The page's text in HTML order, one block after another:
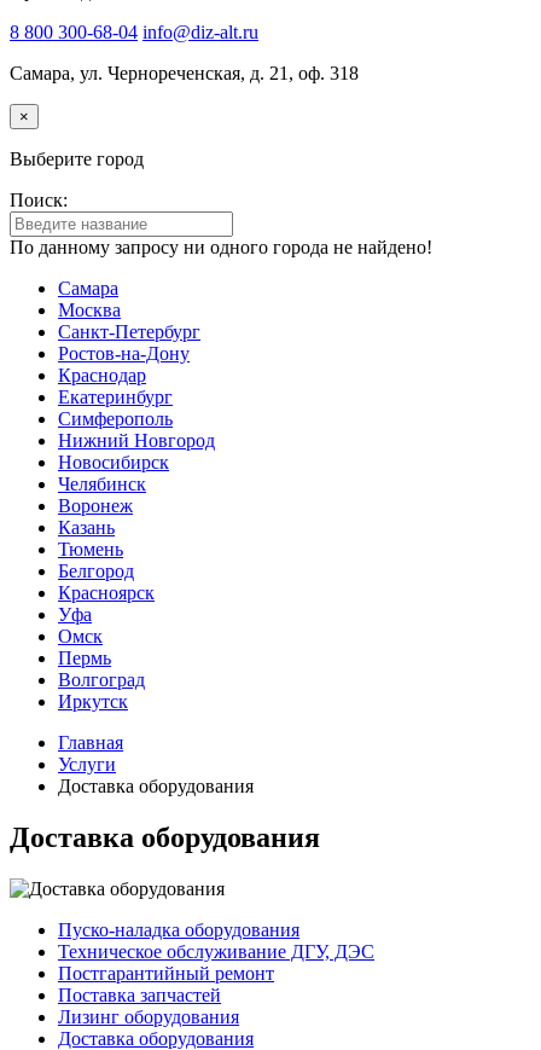
8 800 300-68-04 info@diz-alt.ru
Самара, ул. Чернореченская, д. 21, оф. 318
×
Выберите город
Поиск:
По данному запросу ни одного города не найдено!
Самара
Москва
Санкт-Петербург
Ростов-на-Дону
Краснодар
Екатеринбург
Симферополь
Нижний Новгород
Новосибирск
Челябинск
Воронеж
Казань
Тюмень
Белгород
Красноярск
Уфа
Омск
Пермь
Волгоград
Иркутск
Главная
Услуги
Доставка оборудования
Доставка оборудования
Пуско-наладка оборудования
Техническое обслуживание ДГУ, ДЭС
Постгарантийный ремонт
Поставка запчастей
Лизинг оборудования
Доставка оборудования